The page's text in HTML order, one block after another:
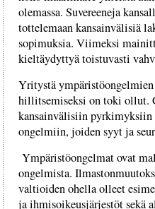
olemassa. Suvereeneja
tottelemaan kansainvälisiä
sopimuksia. Viimeksi
kieltäydyttyä toistuvasti
Yritystä
hillitsemiseksi on toki ollut.
kansainvälisiin
ongelmiin, joiden syyt ja
Ympäristöongelmat ovat
ongelmista.
valtioiden ohella olleet
ja ihmisoikeusjärjestöt sekä